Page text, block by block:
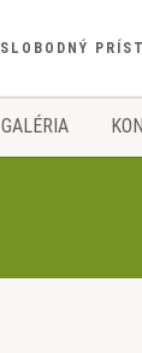
SLOBODNÝ
GALÉRIA